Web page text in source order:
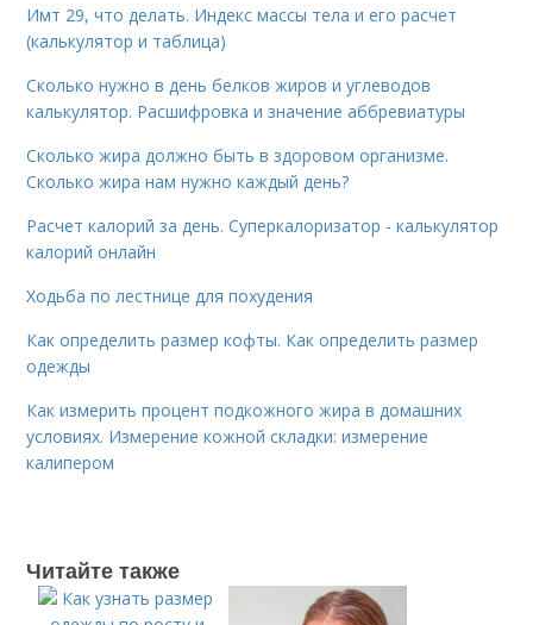
Имт 29, что делать. Индекс массы тела и его расчет
(калькулятор и таблица)
Сколько нужно в день белков жиров и углеводов
калькулятор. Расшифровка и значение аббревиатуры
Сколько жира должно быть в здоровом организме.
Сколько жира нам нужно каждый день?
Расчет калорий за день. Суперкалоризатор - калькулятор
калорий онлайн
Ходьба по лестнице для похудения
Как определить размер кофты. Как определить размер
одежды
Как измерить процент подкожного жира в домашних
условиях. Измерение кожной складки: измерение
калипером
Читайте также